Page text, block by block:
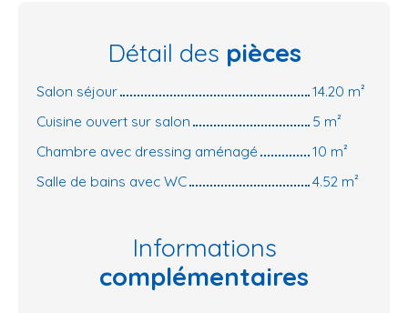
Détail des pièces
Salon séjour
14.20 m²
Cuisine ouvert sur salon
5 m²
Chambre avec dressing aménagé
10 m²
Salle de bains avec WC
4.52 m²
Informations
complémentaires